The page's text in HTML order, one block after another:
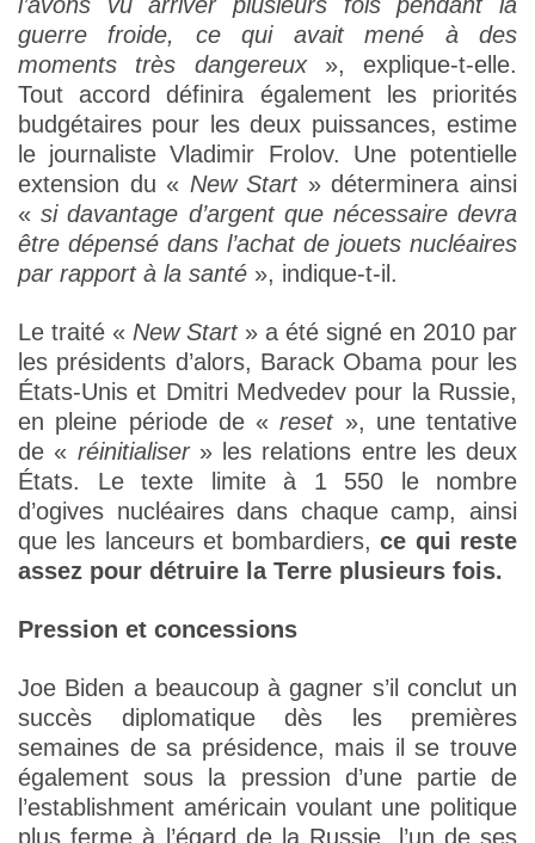
guerre froide, ce qui avait mené à des
moments très dangereux», explique-t-elle.
Tout accord définira également les priorités
budgétaires pour les deux puissances, estime
le journaliste Vladimir Frolov. Une potentielle
extension du « New Start» déterminera ainsi
«si davantage d’argent que nécessaire devra
être dépensé dans l’achat de jouets nucléaires
par rapport à la santé », indique-t-il.
Le traité « New Start» a été signé en 2010 par
les présidents d’alors, Barack Obama pour les
États-Unis et Dmitri Medvedev pour la Russie,
en pleine période de «reset», une tentative
de « réinitialiser» les relations entre les deux
États. Le texte limite à 1 550 le nombre
d’ogives nucléaires dans chaque camp, ainsi
que les lanceurs et bombardiers,ce qui reste
assez pour détruire la Terre plusieurs fois.
Pression et concessions
Joe Biden a beaucoup à gagner s’il conclut un
succès diplomatique dès les premières
semaines de sa présidence, mais il se trouve
également sous la pression d’une partie de
l’establishment américain voulant une politique
plus ferme à l’égard de la Russie, l’un de ses